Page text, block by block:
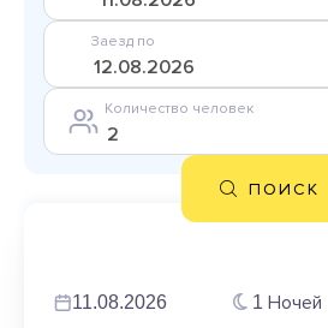
Заезд по
Количество человек
ПОИСК
11.08.2026 1 Ночей